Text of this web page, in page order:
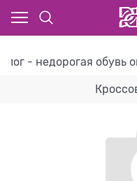
- недорогая обувь